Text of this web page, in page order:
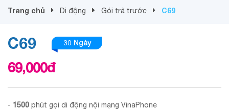
Trang chủ Di động Gói trả trước C69
C69 30 Ngày
69,000đ
- 1500 phút gọi di động nội mạng VinaPhone